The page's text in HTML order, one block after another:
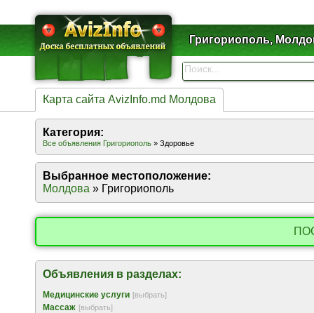
Григориополь,
Карта сайта AvizInfo.md Молдова
Категория:
Все объявления Григориополь » Здоровье
Выбранное местоположение:
Молдова » Григориополь
Объявления в разделах:
Медицинские услуги [выбрать]
Массаж [выбрать]